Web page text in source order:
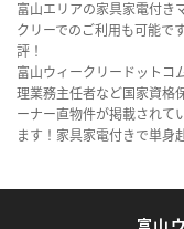
富山エリアの家具家電付き
クリーでのご利用も可能で
評！
富山ウィークリードットコ
理業務主任者など国家資格
ーナー直物件が掲載されて
ます！家具家電付きで単身
富山